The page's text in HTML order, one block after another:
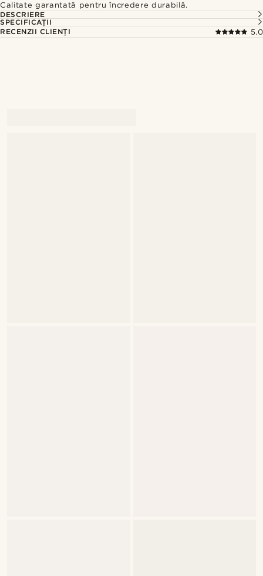
Calitate garantată pentru încredere durabilă.
DESCRIERE
SPECIFICAȚII
RECENZII CLIENȚI
5.0